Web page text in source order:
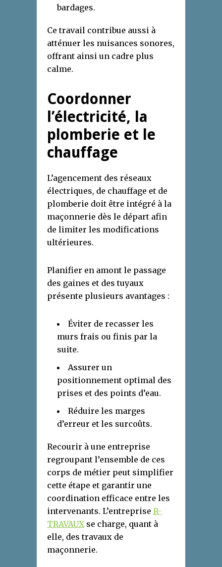
bardages.
Ce travail contribue aussi à
atténuer les nuisances sonores,
offrant ainsi un cadre plus
calme.
Coordonner
l’électricité, la
plomberie et le
chauffage
L’agencement des réseaux
électriques, de chauffage et de
plomberie doit être intégré à la
maçonnerie dès le départ afin
de limiter les modifications
ultérieures.
Planifier en amont le passage
des gaines et des tuyaux
présente plusieurs avantages :
Éviter de recasser les
murs frais ou finis par la
suite.
Assurer un
positionnement optimal des
prises et des points d’eau.
Réduire les marges
d’erreur et les surcoûts.
Recourir à une entreprise
regroupant l’ensemble de ces
corps de métier peut simplifier
cette étape et garantir une
coordination efficace entre les
intervenants. L’entreprise R-
TRAVAUX se charge, quant à
elle, des travaux de
maçonnerie.